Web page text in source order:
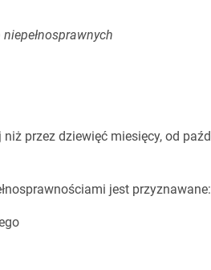
przez dziewięć miesięcy, od
jest przyznawane: